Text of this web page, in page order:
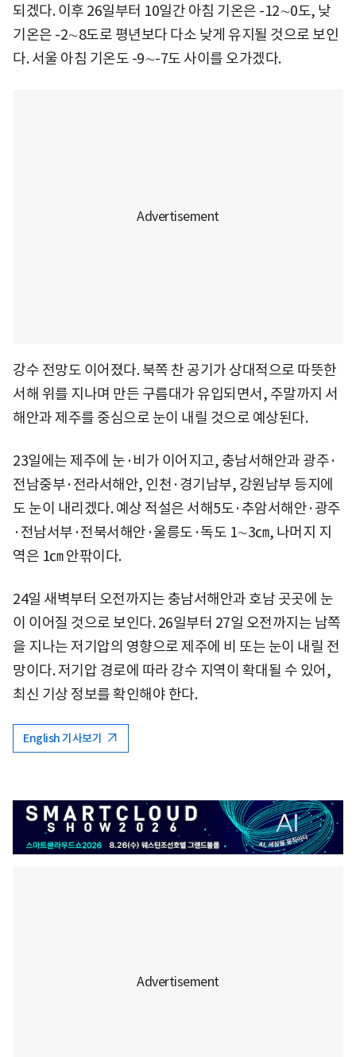
되겠다. 이후 26일부터 10일간 아침 기온은 -12∼0도, 낮
기온은 -2∼8도로 평년보다 다소 낮게 유지될 것으로 보인
다. 서울 아침 기온도 -9∼-7도 사이를 오가겠다.
강수 전망도 이어졌다. 북쪽 찬 공기가 상대적으로 따뜻한
서해 위를 지나며 만든 구름대가 유입되면서, 주말까지 서
해안과 제주를 중심으로 눈이 내릴 것으로 예상된다.
23일에는 제주에 눈·비가 이어지고, 충남서해안과 광주·
전남중부·전라서해안, 인천·경기남부, 강원남부 등지에
도 눈이 내리겠다. 예상 적설은 서해5도·추암서해안·광주
·전남서부·전북서해안·울릉도·독도 1∼3㎝, 나머지 지
역은 1㎝ 안팎이다.
24일 새벽부터 오전까지는 충남서해안과 호남 곳곳에 눈
이 이어질 것으로 보인다. 26일부터 27일 오전까지는 남쪽
을 지나는 저기압의 영향으로 제주에 비 또는 눈이 내릴 전
망이다. 저기압 경로에 따라 강수 지역이 확대될 수 있어,
최신 기상 정보를 확인해야 한다.
English 기사보기